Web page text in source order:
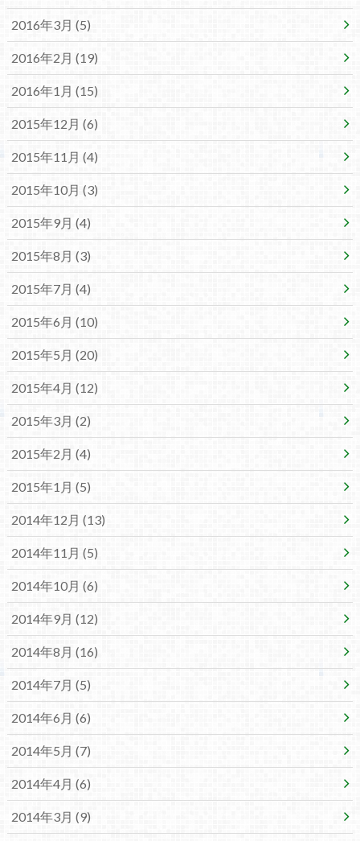
2016年3月 (5)
2016年2月 (19)
2016年1月 (15)
2015年12月 (6)
2015年11月 (4)
2015年10月 (3)
2015年9月 (4)
2015年8月 (3)
2015年7月 (4)
2015年6月 (10)
2015年5月 (20)
2015年4月 (12)
2015年3月 (2)
2015年2月 (4)
2015年1月 (5)
2014年12月 (13)
2014年11月 (5)
2014年10月 (6)
2014年9月 (12)
2014年8月 (16)
2014年7月 (5)
2014年6月 (6)
2014年5月 (7)
2014年4月 (6)
2014年3月 (9)